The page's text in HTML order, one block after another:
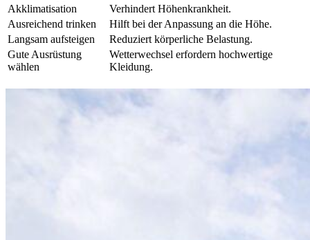
Akklimatisation
Verhindert Höhenkrankheit.
Ausreichend trinken
Hilft bei der Anpassung an die Höhe.
Langsam aufsteigen
Reduziert körperliche Belastung.
Gute Ausrüstung
wählen
Wetterwechsel erfordern hochwertige
Kleidung.